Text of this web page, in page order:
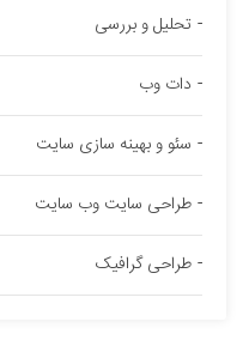
تحلیل و بررسی
دات وب
سئو و بهینه سازی سایت
طراحی سایت وب سایت
طراحی گرافیک